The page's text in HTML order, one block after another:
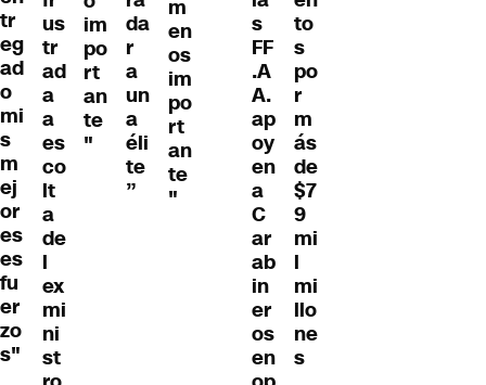
tr
eg
ad
o
mi
s
m
ej
or
es
es
fu
er
zo
s"
us
tr
ad
a
a
es
co
lt
a
de
l
ex
mi
ni
st
im
po
rt
an
te
"
da
r
a
un
a
éli
te
”
m
en
os
im
po
rt
an
te
"
s
FF
.A
A.
ap
oy
en
a
C
ar
ab
in
er
os
en
to
s
po
r
m
ás
de
$7
9
mi
l
mi
llo
ne
s